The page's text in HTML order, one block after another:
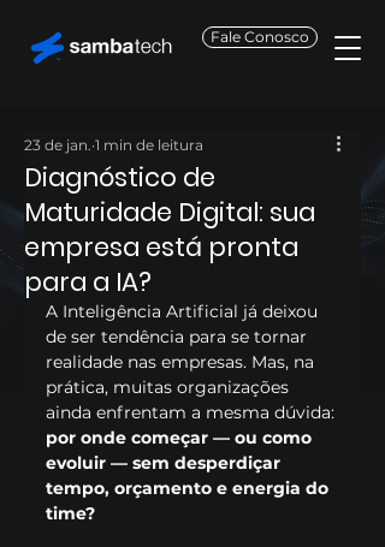
Fale Conosco
Diagnóstico de
Maturidade Digital: sua
empresa está pronta
para a IA?
23 de jan. 1 min de leitura
A Inteligência Artificial já deixou
de ser tendência para se tornar
realidade nas empresas. Mas, na
prática, muitas organizações
ainda enfrentam a mesma dúvida:
por onde começar — ou como
evoluir — sem desperdiçar
tempo, orçamento e energia do
time?